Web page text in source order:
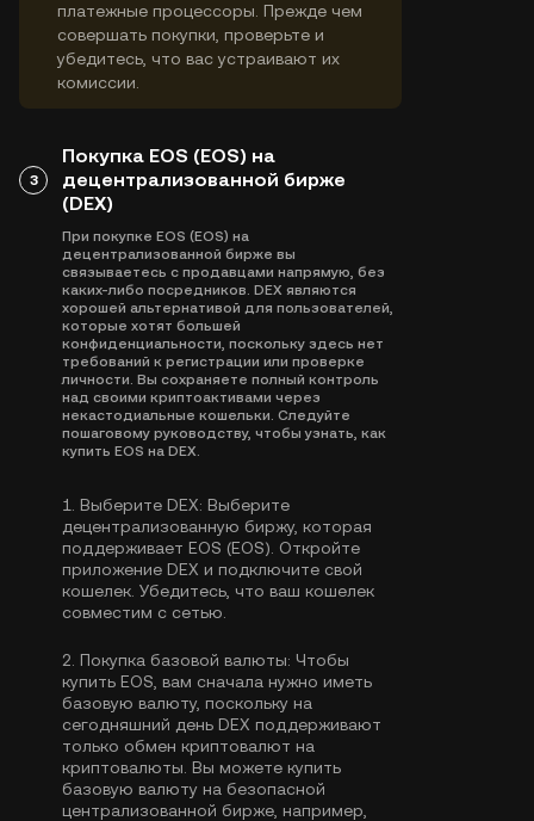
платежные процессоры. Прежде чем
совершать покупки, проверьте и
убедитесь, что вас устраивают их
комиссии.
3
Покупка EOS (EOS) на
децентрализованной бирже
(DEX)
При покупке EOS (EOS) на
децентрализованной бирже вы
связываетесь с продавцами напрямую, без
каких-либо посредников. DEX являются
хорошей альтернативой для пользователей,
которые хотят большей
конфиденциальности, поскольку здесь нет
требований к регистрации или проверке
личности. Вы сохраняете полный контроль
над своими криптоактивами через
некастодиальные кошельки. Следуйте
пошаговому руководству, чтобы узнать, как
купить EOS на DEX.
1. Выберите DEX: Выберите
децентрализованную биржу, которая
поддерживает EOS (EOS). Откройте
приложение DEX и подключите свой
кошелек. Убедитесь, что ваш кошелек
совместим с сетью.
2. Покупка базовой валюты: Чтобы
купить EOS, вам сначала нужно иметь
базовую валюту, поскольку на
сегодняшний день DEX поддерживают
только обмен криптовалют на
криптовалюты. Вы можете купить
базовую валюту на безопасной
централизованной бирже, например,